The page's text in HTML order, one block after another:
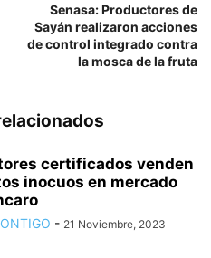
Senasa: Productores de
Sayán realizaron acciones
de control integrado contra
la mosca de la fruta
certificados venden
inocuos en mercado
- 21 Noviembre, 2023